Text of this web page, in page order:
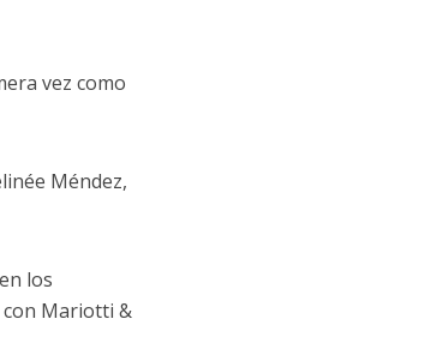
vez como
Méndez,
los
con Mariotti &